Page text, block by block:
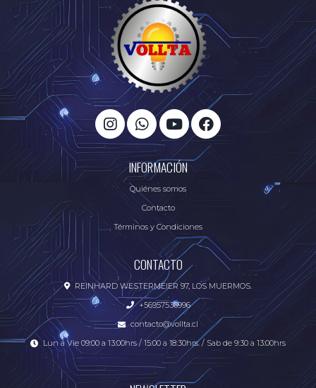
INFORMACIÓN
Quiénes somos
Contacto
Términos y Condiciones
CONTACTO
REINHARD WESTERMEIER 97, LOS MUERMOS.
+56957536996
contacto@vollta.cl
Lun a Vie 09:00 a 13:00hrs / 15:00 a 18:30hrs. / Sab de 9:30 a 13:00hrs